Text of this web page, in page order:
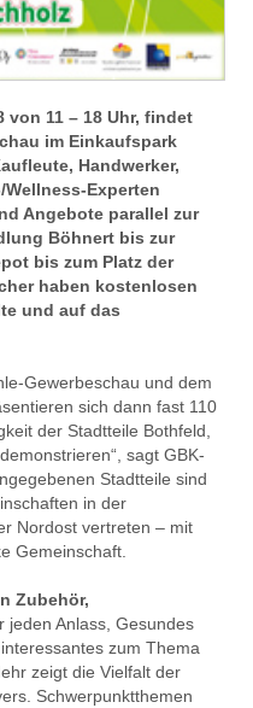
von 11 – 18 Uhr, findet
im Einkaufspark
Handwerker,
Experten
Angebote parallel zur
Böhnert bis zur
bis zum Platz der
haben kostenlosen
und auf das
Gewerbeschau und dem
sich dann fast 110
der Stadtteile Bothfeld,
sagt GBK-
Stadtteile sind
in der
Nordost vertreten – mit
Gemeinschaft.
Zubehör,
jeden Anlass, Gesundes
zum Thema
zeigt die Vielfalt der
Schwerpunktthemen